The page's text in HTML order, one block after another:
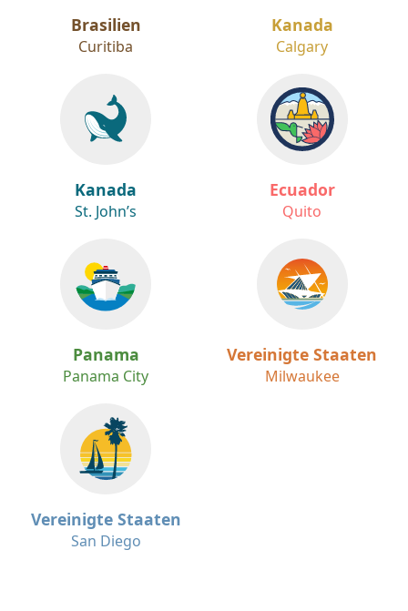
Brasilien
Curitiba
Kanada
Calgary
Kanada
St. John’s
Ecuador
Quito
Panama
Panama City
Vereinigte Staaten
Milwaukee
Vereinigte Staaten
San Diego